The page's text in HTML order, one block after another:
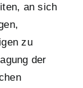
an sich
zu
der